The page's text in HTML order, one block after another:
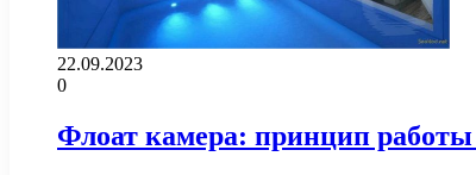
22.09.2023
0
Флоат камера: принцип